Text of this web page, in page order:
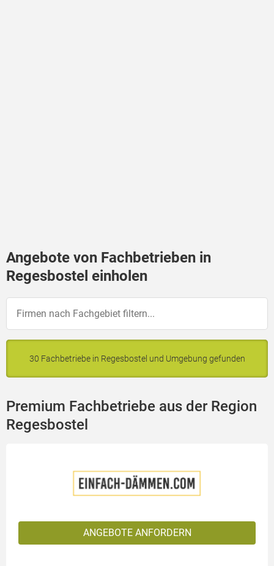
Angebote von Fachbetrieben in
Regesbostel einholen
30 Fachbetriebe in Regesbostel und Umgebung gefunden
Premium Fachbetriebe aus der Region
Regesbostel
ANGEBOTE ANFORDERN